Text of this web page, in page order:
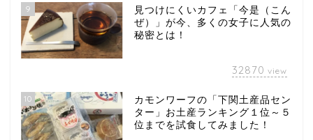
9
見つけにくいカフェ「今是（こん
ぜ）」が今、多くの女子に人気の
秘密とは！
32870 view
10
カモンワーフの「下関土産品セン
ター」お土産ランキング１位～５
位までを試食してみました！